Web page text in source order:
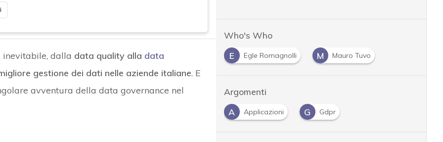
inevitabile, dalla data quality alla data
gestione dei dati nelle aziende italiane. E
avventura della data governance nel
Who's Who
E
Egle Romagnolli M Mauro Tuvo
Argomenti
A
Applicazioni G Gdpr